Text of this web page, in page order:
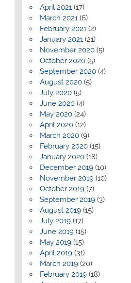
April 2021(17)
March 2021(6)
February 2021(2)
January 2021(21)
November 2020(5)
October 2020(5)
September 2020(4)
August 2020(5)
July 2020(5)
June 2020(4)
May 2020(24)
April 2020(12)
March 2020(9)
February 2020(15)
January 2020(18)
December 2019(10)
November 2019(10)
October 2019(7)
September 2019(3)
August 2019(15)
July 2019(17)
June 2019(15)
May 2019(15)
April 2019(31)
March 2019(20)
February 2019(18)